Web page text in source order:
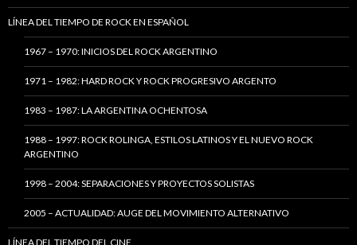
LÍNEA DEL TIEMPO DE ROCK EN ESPAÑOL
1967 – 1970: INICIOS DEL ROCK ARGENTINO
1971 – 1982: HARD ROCK Y ROCK PROGRESIVO ARGENTO
1983 – 1987: LA ARGENTINA OCHENTOSA
1988 – 1997: ROCK ROLINGA, ESTILOS LATINOS Y EL NUEVO ROCK
ARGENTINO
1998 – 2004: SEPARACIONES Y PROYECTOS SOLISTAS
2005 – ACTUALIDAD: AUGE DEL MOVIMIENTO ALTERNATIVO
LÍNEA DEL TIEMPO DEL CINE